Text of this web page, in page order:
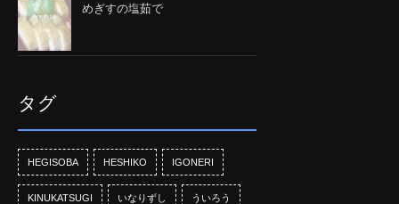
めぎすの塩茹で
タグ
HEGISOBA HESHIKO IGONERI
KINUKATSUGI いなりずし ういろう